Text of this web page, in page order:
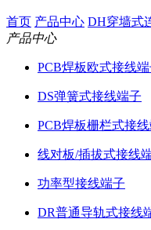
首页 产品中心 DH穿墙式
产品中心
PCB焊板欧式接线
DS弹簧式接线端子
PCB焊板栅栏式接
线对板/插拔式接线
功率型接线端子
DR普通导轨式接线